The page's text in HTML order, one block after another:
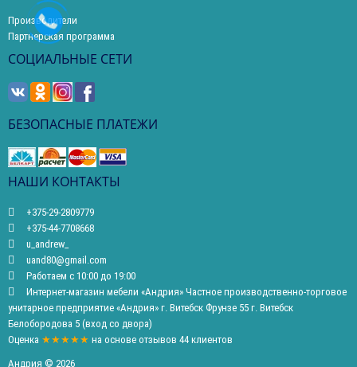
Производители
Партнерская программа
СОЦИАЛЬНЫЕ СЕТИ
БЕЗОПАСНЫЕ ПЛАТЕЖИ
НАШИ КОНТАКТЫ
+375-29-2809779
+375-44-7708668
u_andrew_
uand80@gmail.com
Работаем с 10:00 до 19:00
Интернет-магазин мебели «Андрия» Частное производственно-торговое
унитарное предприятие «Андрия» г. Витебск Фрунзе 55 г. Витебск
Белобородова 5 (вход со двора)
Оценка ★★★★★ на основе отзывов 44 клиентов
Андрия © 2026